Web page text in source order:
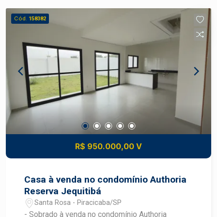
momentos de lazer. Cozinha integrada, com
espaço para refeições e otimização do ambiente.
Banheiro bem distribuído, oferecendo conforto e
praticidade. 2 Dormitórios com janelas que
garantem ventilação e luz natural. Localização
privilegiada, próximo a comércios, escolas e
áreas de lazer. Fácil acesso às principais vias da
cidade, facilitando o deslocamento. Condomínio
com segurança e áreas comuns bem cuidadas.
Entre em contato para agendar uma visita e venha
conferir de perto tudo o que este imóvel tem a
oferecer. Estuda Financiamento e FGTS
Cód. 158382
R$ 950.000,00 V
Casa à venda no condomínio Authoria
Reserva Jequitibá
Santa Rosa - Piracicaba/SP
- Sobrado à venda no condomínio Authoria